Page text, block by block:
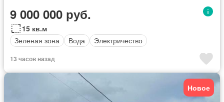
9 000 000 руб.
15 кв.м
Зеленая зона
Вода Электричество
13 часов назад
Новое